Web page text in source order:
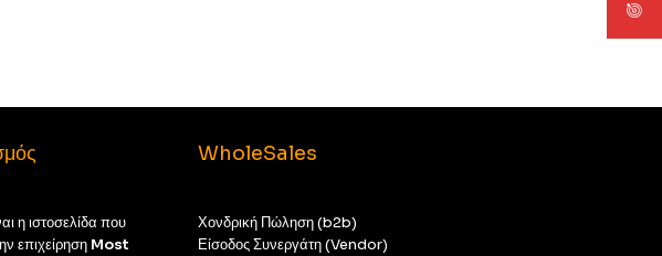
η ιστοσελίδα που
επιχείρηση Most
WholeSales
Χονδρική Πώληση (b2b)
Είσοδος Συνεργάτη (Vendor)